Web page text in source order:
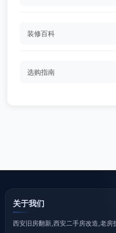
装修百科
选购指南
关于我们
西安旧房翻新,西安二手房改造,老房